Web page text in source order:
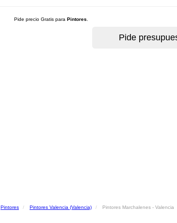
Pide precio Gratis para Pintores
Pintores Pintores Valencia (Valencia) Pintores Marchalenes - Valencia